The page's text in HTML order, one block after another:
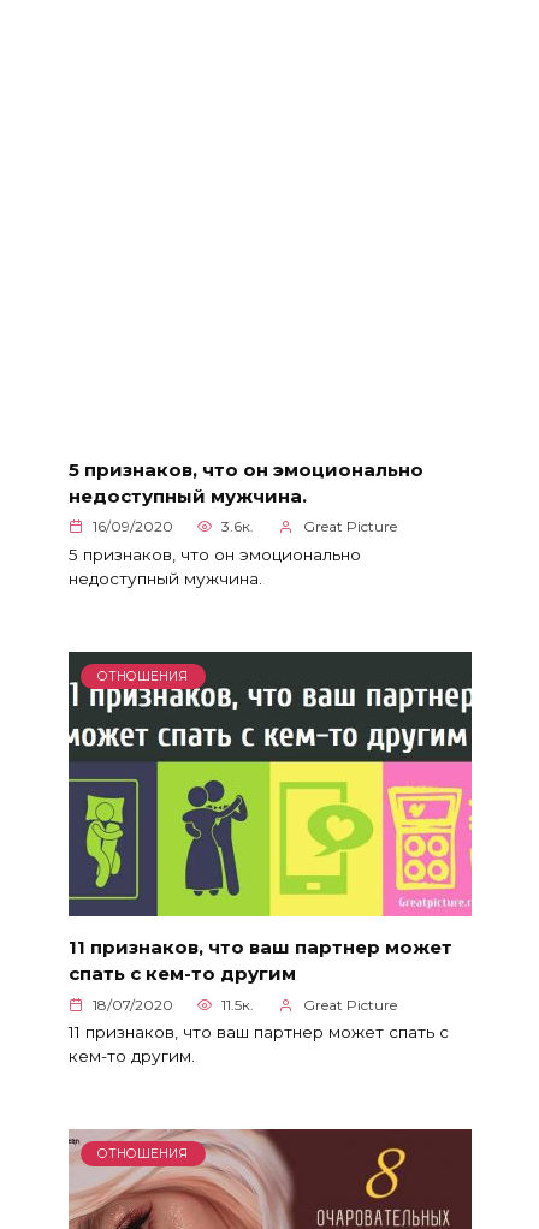
5 признаков, что он эмоционально
недоступный мужчина.
16/09/2020 3.6к. Great Picture
5 признаков, что он эмоционально
недоступный мужчина.
ОТНОШЕНИЯ
11 признаков, что ваш партнер может
спать с кем-то другим
18/07/2020 11.5к. Great Picture
11 признаков, что ваш партнер может спать с
кем-то другим.
ОТНОШЕНИЯ